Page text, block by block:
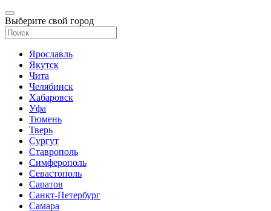
Выберите свой город
Ярославль
Якутск
Чита
Челябинск
Хабаровск
Уфа
Тюмень
Тверь
Сургут
Ставрополь
Симферополь
Севастополь
Саратов
Санкт-Петербург
Самара